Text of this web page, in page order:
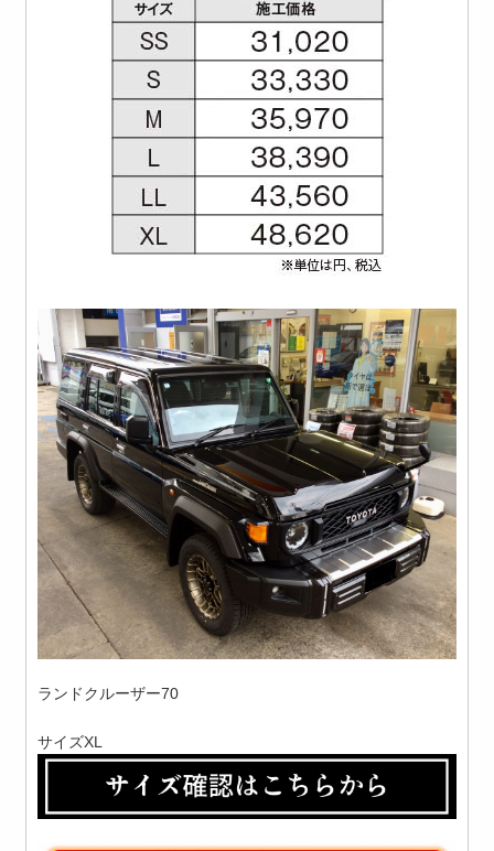
ランドクルーザー70
サイズXL